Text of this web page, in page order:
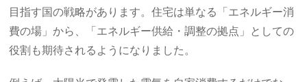
目指す国の戦略があります。住宅は単なる「エネルギー消
費の場」から、「エネルギー供給・調整の拠点」としての
役割も期待されるようになりました。